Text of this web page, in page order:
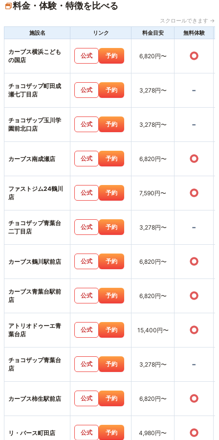
料金・体験・特徴を比べる
スクロールできます →
施設名
リンク 料金目安 無料体験
カーブス横浜こども
の国店
公式 予約 6,820円〜 ○
チョコザップ町田成
瀬七丁目店
公式 予約 3,278円〜 -
チョコザップ玉川学
園前北口店
公式 予約 3,278円〜 -
カーブス南成瀬店 公式 予約 6,820円〜 ○
ファストジム24鶴川
店
公式 予約 7,590円〜 ○
チョコザップ青葉台
二丁目店
公式 予約 3,278円〜 -
カーブス鶴川駅前店 公式 予約 6,820円〜 ○
カーブス青葉台駅前
店
公式 予約 6,820円〜 ○
アトリオドゥーエ青
葉台店
公式 予約 15,400円〜 ○
チョコザップ青葉台
店
公式 予約 3,278円〜 -
カーブス柿生駅前店 公式 予約 6,820円〜 ○
リ・バース町田店 公式 予約 4,980円〜 ○